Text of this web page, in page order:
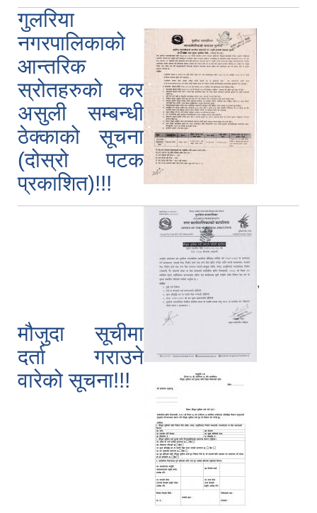
गुलरिया
नगरपालिकाको
आन्तरिक
स्रोतहरुको कर
असुली सम्बन्धी
ठेक्काको सूचना
(दोस्रो पटक
प्रकाशित)!!!
मौजुदा सूचीमा
दर्ता गराउने
वारेको सूचना!!!
,